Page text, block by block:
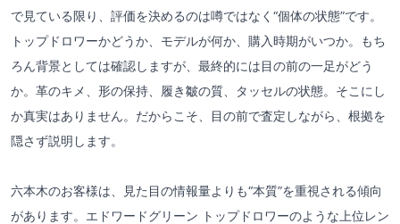
で見ている限り、評価を決めるのは噂ではなく“個体の状態”です。
トップドロワーかどうか、モデルが何か、購入時期がいつか。もち
ろん背景としては確認しますが、最終的には目の前の一足がどう
か。革のキメ、形の保持、履き皺の質、タッセルの状態。そこにし
か真実はありません。だからこそ、目の前で査定しながら、根拠を
隠さず説明します。
六本木のお客様は、見た目の情報量よりも“本質”を重視される傾向
があります。エドワードグリーン トップドロワーのような上位レン